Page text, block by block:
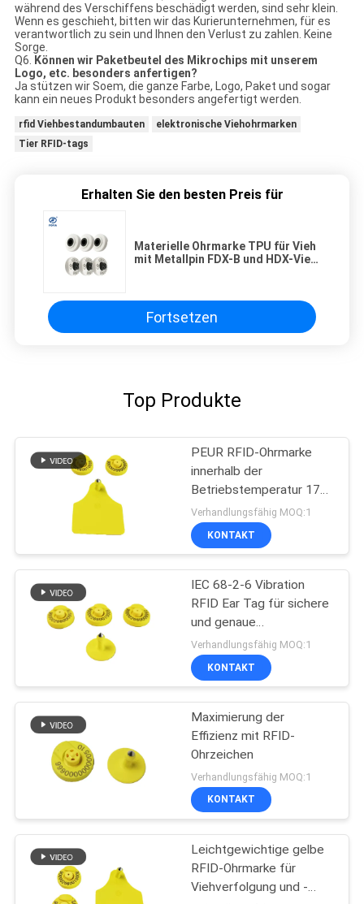
während des Verschiffens beschädigt werden, sind sehr klein.
Wenn es geschieht, bitten wir das Kurierunternehmen, für es
verantwortlich zu sein und Ihnen den Verlust zu zahlen. Keine
Sorge.
Q6. Können wir Paketbeutel des Mikrochips mit unserem
Logo, etc. besonders anfertigen?
Ja stützen wir Soem, die ganze Farbe, Logo, Paket und sogar
kann ein neues Produkt besonders angefertigt werden.
rfid Viehbestandumbauten
elektronische Viehohrmarken
Tier RFID-tags
Erhalten Sie den besten Preis für
Materielle Ohrmarke TPU für Vieh
mit Metallpin FDX-B und HDX-Vieh
Fortsetzen
Top Produkte
PEUR RFID-Ohrmarke
innerhalb der
Betriebstemperatur 17
cm für die
Viehwirtschaft
Verhandlungsfähig MOQ:1
KONTAKT
IEC 68-2-6 Vibration
RFID Ear Tag für sichere
und genaue
Identifizierung
Verhandlungsfähig MOQ:1
KONTAKT
Maximierung der
Effizienz mit RFID-
Ohrzeichen
Verhandlungsfähig MOQ:1
KONTAKT
Leichtgewichtige gelbe
RFID-Ohrmarke für
Viehverfolgung und -